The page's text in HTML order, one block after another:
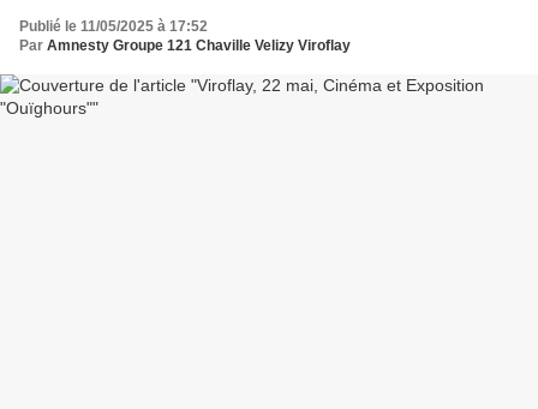
Publié le 11/05/2025 à 17:52
Par Amnesty Groupe 121 Chaville Velizy Viroflay